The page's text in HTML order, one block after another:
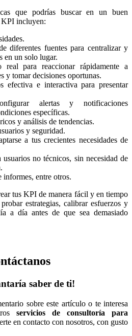
que podrías buscar en un buen
KPI incluyen:
diferentes fuentes para centralizar y
en un solo lugar.
real para reaccionar rápidamente a
y tomar decisiones oportunas.
efectiva e interactiva para presentar
alertas y notificaciones
específicas.
y análisis de tendencias.
y seguridad.
a tus crecientes necesidades de
no técnicos, sin necesidad de
informes, entre otros.
tus KPI de manera fácil y en tiempo
estrategias, calibrar esfuerzos y
a día antes de que sea demasiado
saber de ti!
sobre este artículo o te interesa
servicios de consultoría para
en contacto con nosotros, con gusto